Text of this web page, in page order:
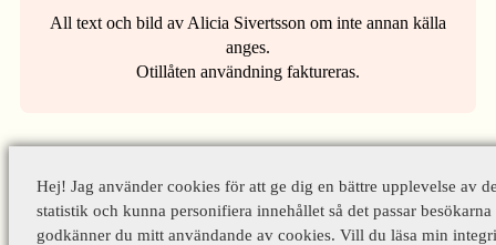
All text och bild av Alicia Sivertsson om inte annan källa
anges.
Otillåten användning faktureras.
Hej! Jag använder cookies för att ge dig en bättre upplevelse av
statistik och kunna personifiera innehållet så det passar
godkänner du mitt användande av cookies. Vill du läsa min